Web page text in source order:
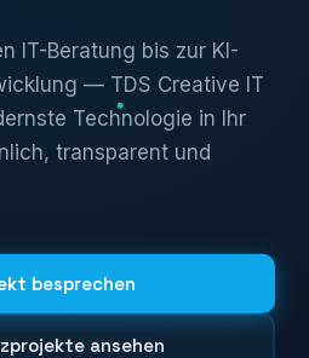
IT-Beratung bis zur KI-
— TDS Creative IT
Technologie in Ihr
transparent und
besprechen
ansehen